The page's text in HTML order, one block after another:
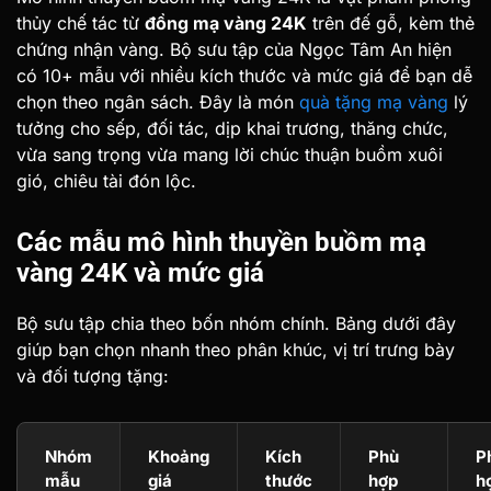
thủy chế tác từ đồng mạ vàng 24K trên đế gỗ, kèm thẻ
chứng nhận vàng. Bộ sưu tập của Ngọc Tâm An hiện
có 10+ mẫu với nhiều kích thước và mức giá để bạn dễ
chọn theo ngân sách. Đây là món quà tặng mạ vàng lý
tưởng cho sếp, đối tác, dịp khai trương, thăng chức,
vừa sang trọng vừa mang lời chúc thuận buồm xuôi
gió, chiêu tài đón lộc.
Các mẫu mô hình thuyền buồm mạ
vàng 24K và mức giá
Bộ sưu tập chia theo bốn nhóm chính. Bảng dưới đây
giúp bạn chọn nhanh theo phân khúc, vị trí trưng bày
và đối tượng tặng:
Nhóm
mẫu
Khoảng
giá
Kích
thước
Phù
hợp